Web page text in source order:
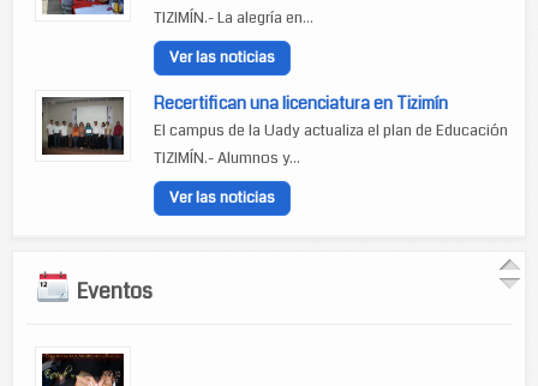
TIZIMÍN.- La alegría en...
Ver las noticias
Recertifican una licenciatura en Tizimín
El campus de la Uady actualiza el plan de Educación
TIZIMÍN.- Alumnos y...
Ver las noticias
Eventos